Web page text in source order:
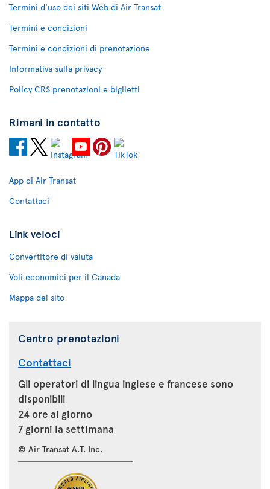
Termini d'uso dei siti Web di Air Transat
Termini e condizioni
Termini e condizioni di prenotazione
Informativa sulla privacy
Policy CRS prenotazioni e biglietti
Rimani in contatto
App di Air Transat
Contattaci
Link veloci
Convertitore di valuta
Voli economici per il Canada
Mappa del sito
Centro prenotazioni
Contattaci
Gli operatori di lingua inglese e francese sono
disponibili
24 ore al giorno
7 giorni la settimana
© Air Transat A.T. Inc.